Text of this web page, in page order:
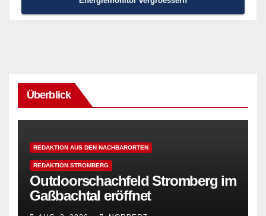
Überblick
REDAKTION AUS DEN NACHBARORTEN
REDAKTION STROMBERG
Outdoorschachfeld Stromberg im
Gaßbachtal eröffnet